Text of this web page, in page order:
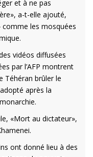
et à ne pas
a-t-elle ajouté,
comme les mosquées
vidéos diffusées
par l’AFP montrent
Téhéran brûler le
après la
«Mort au dictateur»,
ont donné lieu à des